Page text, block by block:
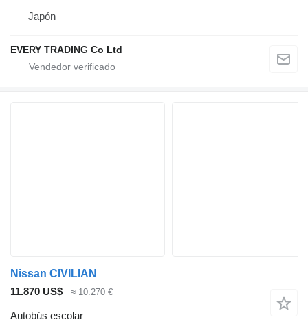
Japón
EVERY TRADING Co Ltd
Nissan CIVILIAN
11.870 US$
≈ 10.270 €
Autobús escolar